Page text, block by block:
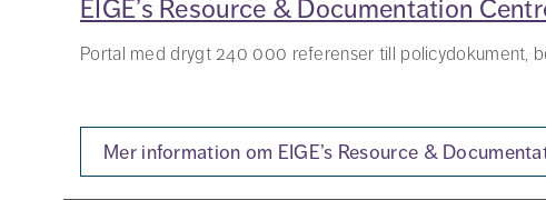
EIGE’s Resource & Documentation
Portal med drygt 240 000 referenser till policydokument,
Mer information om EIGE’s Resource &